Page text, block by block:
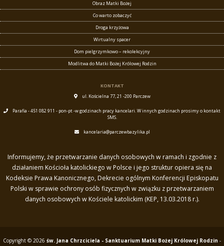
Obraz Matki Bożej
Co warto zobaczyć
Droga krzyżowa
Wirtualny spacer
Dom pielgrzymkowo – rekolekcyjny
Modlitwa do Matki Bożej Królowej Rodzin
KONTAKT
ul. Kościelna 77, 21 -200 Parczew
Parafia - 451 082 911 - pon-pt -w godzinach pracy kancelari. W innych godzinach prosimy o kontakt
SMS.
kancelaria@parczewbazylika.pl
Informujemy, że przetwarzanie danych osobowych w ramach i zgodnie z
działaniem Kościoła katolickiego w Polsce i jego struktur opiera się na
Kodeksie Prawa Kanonicznego, Dekrecie ogólnym Konferencji Episkopatu
Polski w sprawie ochrony osób fizycznych w związku z przetwarzaniem
danych osobowych w Kościele katolickim (KEP, 13.03.2018 r.).
Copyright © 2026 św. Jana Chrzciciela - Sanktuarium Matki Bożej Królowej Rodzin -